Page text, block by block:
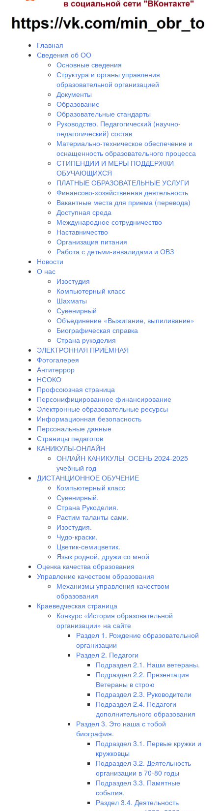
Главная
Сведения об ОО
Основные сведения
Структура и органы управления
образовательной организацией
Документы
Образование
Образовательные стандарты
Руководство. Педагогический (научно-
педагогический) состав
Материально-техническое обеспечение и
оснащенность образовательного процесса
СТИПЕНДИИ И МЕРЫ ПОДДЕРЖКИ
ОБУЧАЮЩИХСЯ
ПЛАТНЫЕ ОБРАЗОВАТЕЛЬНЫЕ УСЛУГИ
Финансово-хозяйственная деятельность
Вакантные места для приема (перевода)
Доступная среда
Международное сотрудничество
Наставничество
Организация питания
Работа с детьми-инвалидами и ОВЗ
Новости
О нас
Изостудия
Компьютерный класс
Шахматы
Сувенирный
Объединение «Выжигание, выпиливание»
Биографическая справка
Страна рукоделия
ЭЛЕКТРОННАЯ ПРИЁМНАЯ
Фотогалерея
Антитеррор
НСОКО
Профсоюзная страница
Персонифицированное финансирование
Электронные образовательные ресурсы
Информационная безопасность
Персональные данные
Страницы педагогов
КАНИКУЛЫ-ОНЛАЙН
ОНЛАЙН КАНИКУЛЫ_ОСЕНЬ 2024-2025
учебный год
ДИСТАНЦИОННОЕ ОБУЧЕНИЕ
Компьютерный класс
Сувенирный.
Страна Рукоделия.
Растим таланты сами.
Изостудия.
Чудо-краски.
Цветик-семицветик.
Язык родной, дружи со мной
Оценка качества образования
Управление качеством образования
Механизмы управления качеством
образования
Краеведческая страница
Конкурс «История образовательной
организации» на сайте
Раздел 1. Рождение образовательной
организации
Раздел 2. Педагоги
Подраздел 2.1. Наши ветераны.
Подраздел 2.2. Презентация
Ветераны в строю
Подраздел 2.3. Руководители
Подраздел 2.4. Педагоги
дополнительного образования
Раздел 3. Это наша с тобой
биография.
Подраздел 3.1. Первые кружки и
кружковцы
Подраздел 3.2. Деятельность
организации в 70-80 годы
Подраздел 3.3. Памятные
события.
Раздел 3.4. Деятельность